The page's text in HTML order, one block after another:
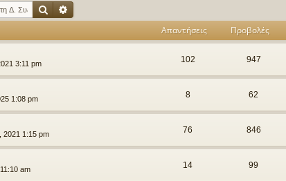
Αναζήτηση
Απαντήσεις Προβολές
3:11 pm 102 947
1:08 pm 8 62
2021 1:15 pm 76 846
am 14 99